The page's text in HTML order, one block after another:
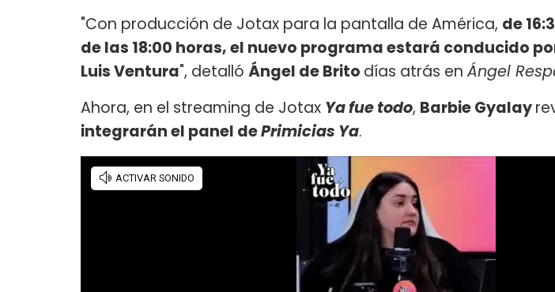
"Con producción de Jotax para la pantalla de América, de
de las 18:00 horas, el nuevo programa estará conducido
Luis Ventura", detalló Ángel de Brito días atrás enÁngel
Ahora, en el streaming de Jotax Ya fue todo, Barbie Gyalay
integrarán el panel dePrimicias Ya.